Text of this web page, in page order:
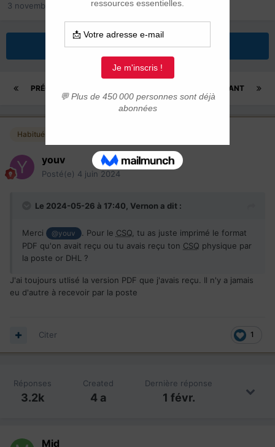
3 novembre 2021
dans Québec
Répondre à ce sujet
PRÉCÉDENT SUIVANT
Habitués
youv
Posté(e) 4 juin 2024
Le 2024-05-26 à 17:40, Vernon a dit :
Merci @youv . Pour le CSQ, tu as juste imprimé le format
PDF qu'on avait reçu ou tu avais reçu ton CSQ physique par
la poste or DHL ?
J'ai toujours utlisé la version PDF que j'avais reçu. Il n'y a jamais
eu d'autre à recevoir par la poste
1
Citer
Réponses
3.2k
Created
4 a
Dernière réponse
1 févr.
Mid